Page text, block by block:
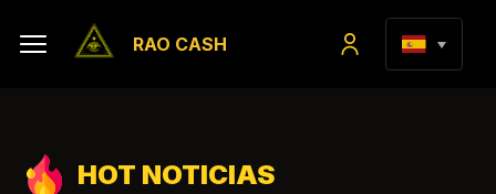
RAO CASH
HOT NOTICIAS